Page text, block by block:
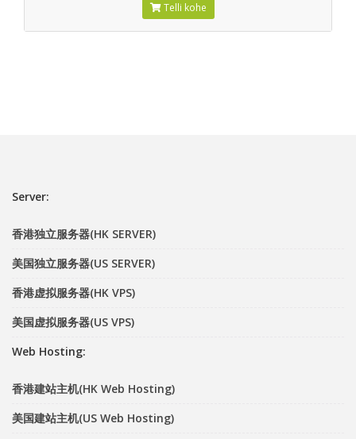
Telli kohe
Server:
香港独立服务器(HK SERVER)
美国独立服务器(US SERVER)
香港虚拟服务器(HK VPS)
美国虚拟服务器(US VPS)
Web Hosting:
香港建站主机(HK Web Hosting)
美国建站主机(US Web Hosting)